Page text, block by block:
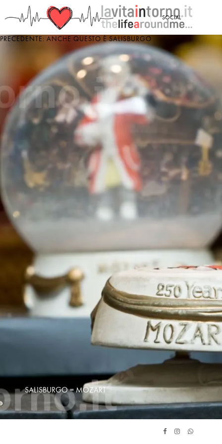
SOCIAL
SALISBURGO = MOZART
PRECEDENTE: ANCHE QUESTO È SALISBURGO